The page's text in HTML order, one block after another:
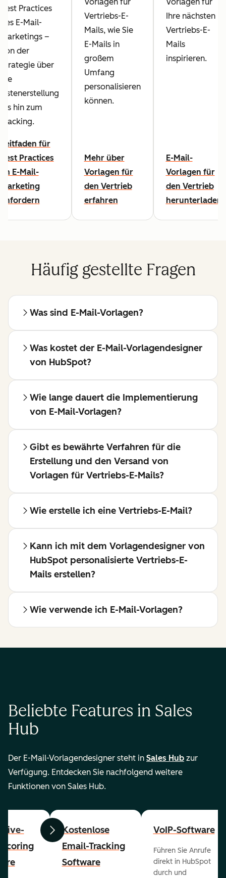
Best Practices
des E-Mail-
Marketings –
von der
Strategie über
die
Listenerstellung
bis hin zum
Tracking.
Leitfaden für
Best Practices
im E-Mail-
Marketing
anfordern
Vorlagen für
Vertriebs-E-
Mails, wie Sie
E-Mails in
großem
Umfang
personalisieren
können.
Mehr über
Vorlagen für
den Vertrieb
erfahren
Vorlagen für
Ihre nächsten
Vertriebs-E-
Mails
inspirieren.
E-Mail-
Vorlagen für
den Vertrieb
herunterladen
Häufig gestellte Fragen
Was sind E-Mail-Vorlagen?
Was kostet der E-Mail-Vorlagendesigner
von HubSpot?
Wie lange dauert die Implementierung
von E-Mail-Vorlagen?
Gibt es bewährte Verfahren für die
Erstellung und den Versand von
Vorlagen für Vertriebs-E-Mails?
Wie erstelle ich eine Vertriebs-E-Mail?
Kann ich mit dem Vorlagendesigner von
HubSpot personalisierte Vertriebs-E-
Mails erstellen?
Wie verwende ich E-Mail-Vorlagen?
Beliebte Features in Sales
Hub
Der E-Mail-Vorlagendesigner steht in Sales Hub zur
Verfügung. Entdecken Sie nachfolgend weitere
Funktionen von Sales Hub.
ZurückWeiterKostenlose
Email-Tracking
Software
VoIP-Software
Führen Sie Anrufe
direkt in HubSpot
durch und